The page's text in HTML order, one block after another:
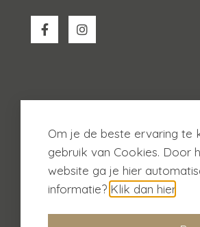
© 2026 Beautify
Om je de beste ervaring te
gebruik van Cookies. Door
website ga je hier
informatie? Klik dan hier